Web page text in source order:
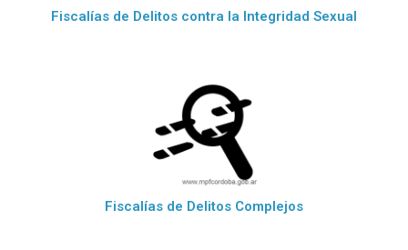
Fiscalías de Delitos contra la Integridad Sexual
Fiscalías de Delitos Complejos